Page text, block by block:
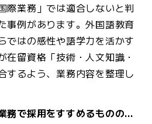
際業務」では適合しないと判
事例があります。外国語教育
ではの感性や語学力を活かす
在留資格「技術・人文知識・
するよう、業務内容を整理し
務で採用をすすめるものの…